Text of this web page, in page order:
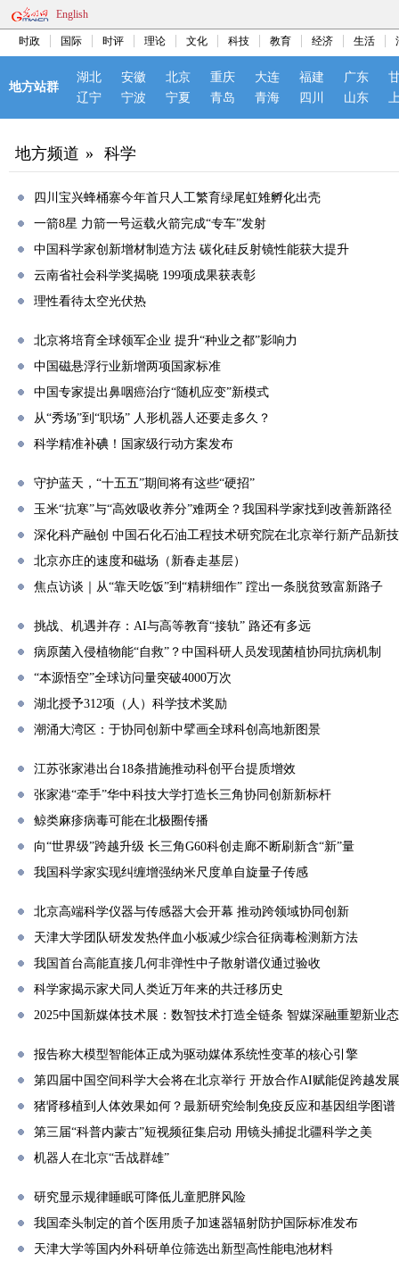
English
时政 国际 时评 理论 文化 科技 教育 经济 生活
地方站群
湖北 安徽 北京 重庆 大连 福建 广东
辽宁
宁波 宁夏 青岛 青海 四川 山东
地方频道 » 科学
四川宝兴蜂桶寨今年首只人工繁育绿尾虹雉孵化出壳
一箭8星 力箭一号运载火箭完成“专车”发射
中国科学家创新增材制造方法 碳化硅反射镜性能获大提升
云南省社会科学奖揭晓 199项成果获表彰
理性看待太空光伏热
北京将培育全球领军企业 提升“种业之都”影响力
中国磁悬浮行业新增两项国家标准
中国专家提出鼻咽癌治疗“随机应变”新模式
从“秀场”到“职场” 人形机器人还要走多久？
科学精准补碘！国家级行动方案发布
守护蓝天，“十五五”期间将有这些“硬招”
玉米“抗寒”与“高效吸收养分”难两全？我国科学家找到改善新路径
深化科产融创 中国石化石油工程技术研究院在北京举行新产品新
北京亦庄的速度和磁场（新春走基层）
焦点访谈｜从“靠天吃饭”到“精耕细作” 蹚出一条脱贫致富新路子
挑战、机遇并存：AI与高等教育“接轨” 路还有多远
病原菌入侵植物能“自救”？中国科研人员发现菌植协同抗病机制
“本源悟空”全球访问量突破4000万次
湖北授予312项（人）科学技术奖励
潮涌大湾区：于协同创新中擘画全球科创高地新图景
江苏张家港出台18条措施推动科创平台提质增效
张家港“牵手”华中科技大学打造长三角协同创新新标杆
鲸类麻疹病毒可能在北极圈传播
向“世界级”跨越升级 长三角G60科创走廊不断刷新含“新”量
我国科学家实现纠缠增强纳米尺度单自旋量子传感
北京高端科学仪器与传感器大会开幕 推动跨领域协同创新
天津大学团队研发发热伴血小板减少综合征病毒检测新方法
我国首台高能直接几何非弹性中子散射谱仪通过验收
科学家揭示家犬同人类近万年来的共迁移历史
2025中国新媒体技术展：数智技术打造全链条 智媒深融重塑新业态
报告称大模型智能体正成为驱动媒体系统性变革的核心引擎
第四届中国空间科学大会将在北京举行 开放合作AI赋能促跨越发展
猪肾移植到人体效果如何？最新研究绘制免疫反应和基因组学图谱
第三届“科普内蒙古”短视频征集启动 用镜头捕捉北疆科学之美
机器人在北京“舌战群雄”
研究显示规律睡眠可降低儿童肥胖风险
我国牵头制定的首个医用质子加速器辐射防护国际标准发布
天津大学等国内外科研单位筛选出新型高性能电池材料